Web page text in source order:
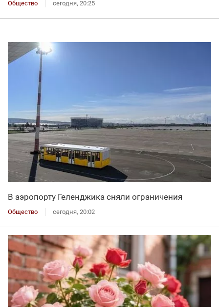
Общество сегодня, 20:25
В аэропорту Геленджика сняли ограничения
Общество сегодня, 20:02